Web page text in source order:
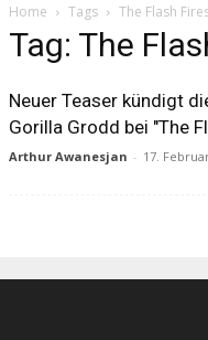
Home Tags The Flash
Tag: The
Neuer Teaser kündigt
Gorilla Grodd bei "The
Arthur Awanesjan - 17.